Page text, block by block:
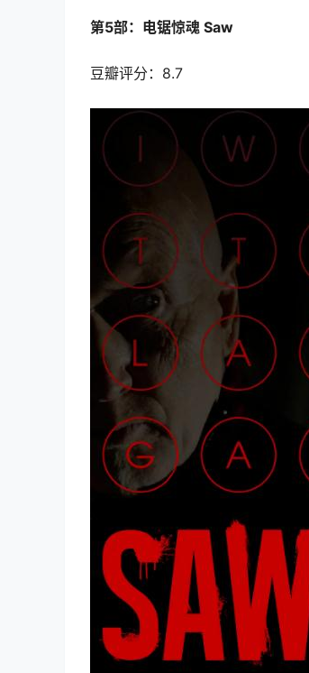
第5部：电锯惊魂 Saw
豆瓣评分：8.7